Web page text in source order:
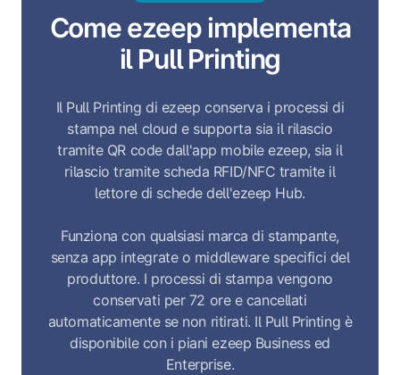
Come ezeep implementa
il Pull Printing
Il Pull Printing di ezeep conserva i processi di
stampa nel cloud e supporta sia il rilascio
tramite QR code dall'app mobile ezeep, sia il
rilascio tramite scheda RFID/NFC tramite il
lettore di schede dell'ezeep Hub.
Funziona con qualsiasi marca di stampante,
senza app integrate o middleware specifici del
produttore. I processi di stampa vengono
conservati per 72 ore e cancellati
automaticamente se non ritirati. Il Pull Printing è
disponibile con i piani ezeep Business ed
Enterprise.